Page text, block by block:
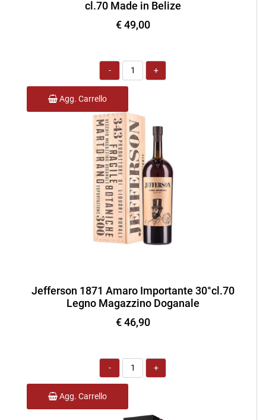
cl.70 Made in Belize
€ 49,00
Quantità
Agg. Carrello
Jefferson 1871 Amaro Importante 30°cl.70
Legno Magazzino Doganale
€ 46,90
Quantità
Agg. Carrello